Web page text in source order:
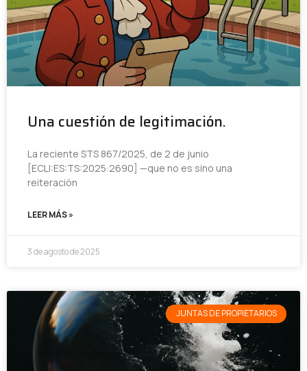
Una cuestión de legitimación.
La reciente STS 867/2025, de 2 de junio
[ECLI:ES:TS:2025:2690] —que no es sino una
reiteración
LEER MÁS »
3 de agosto de 2025
JUNTAS DE PROPIETARIOS